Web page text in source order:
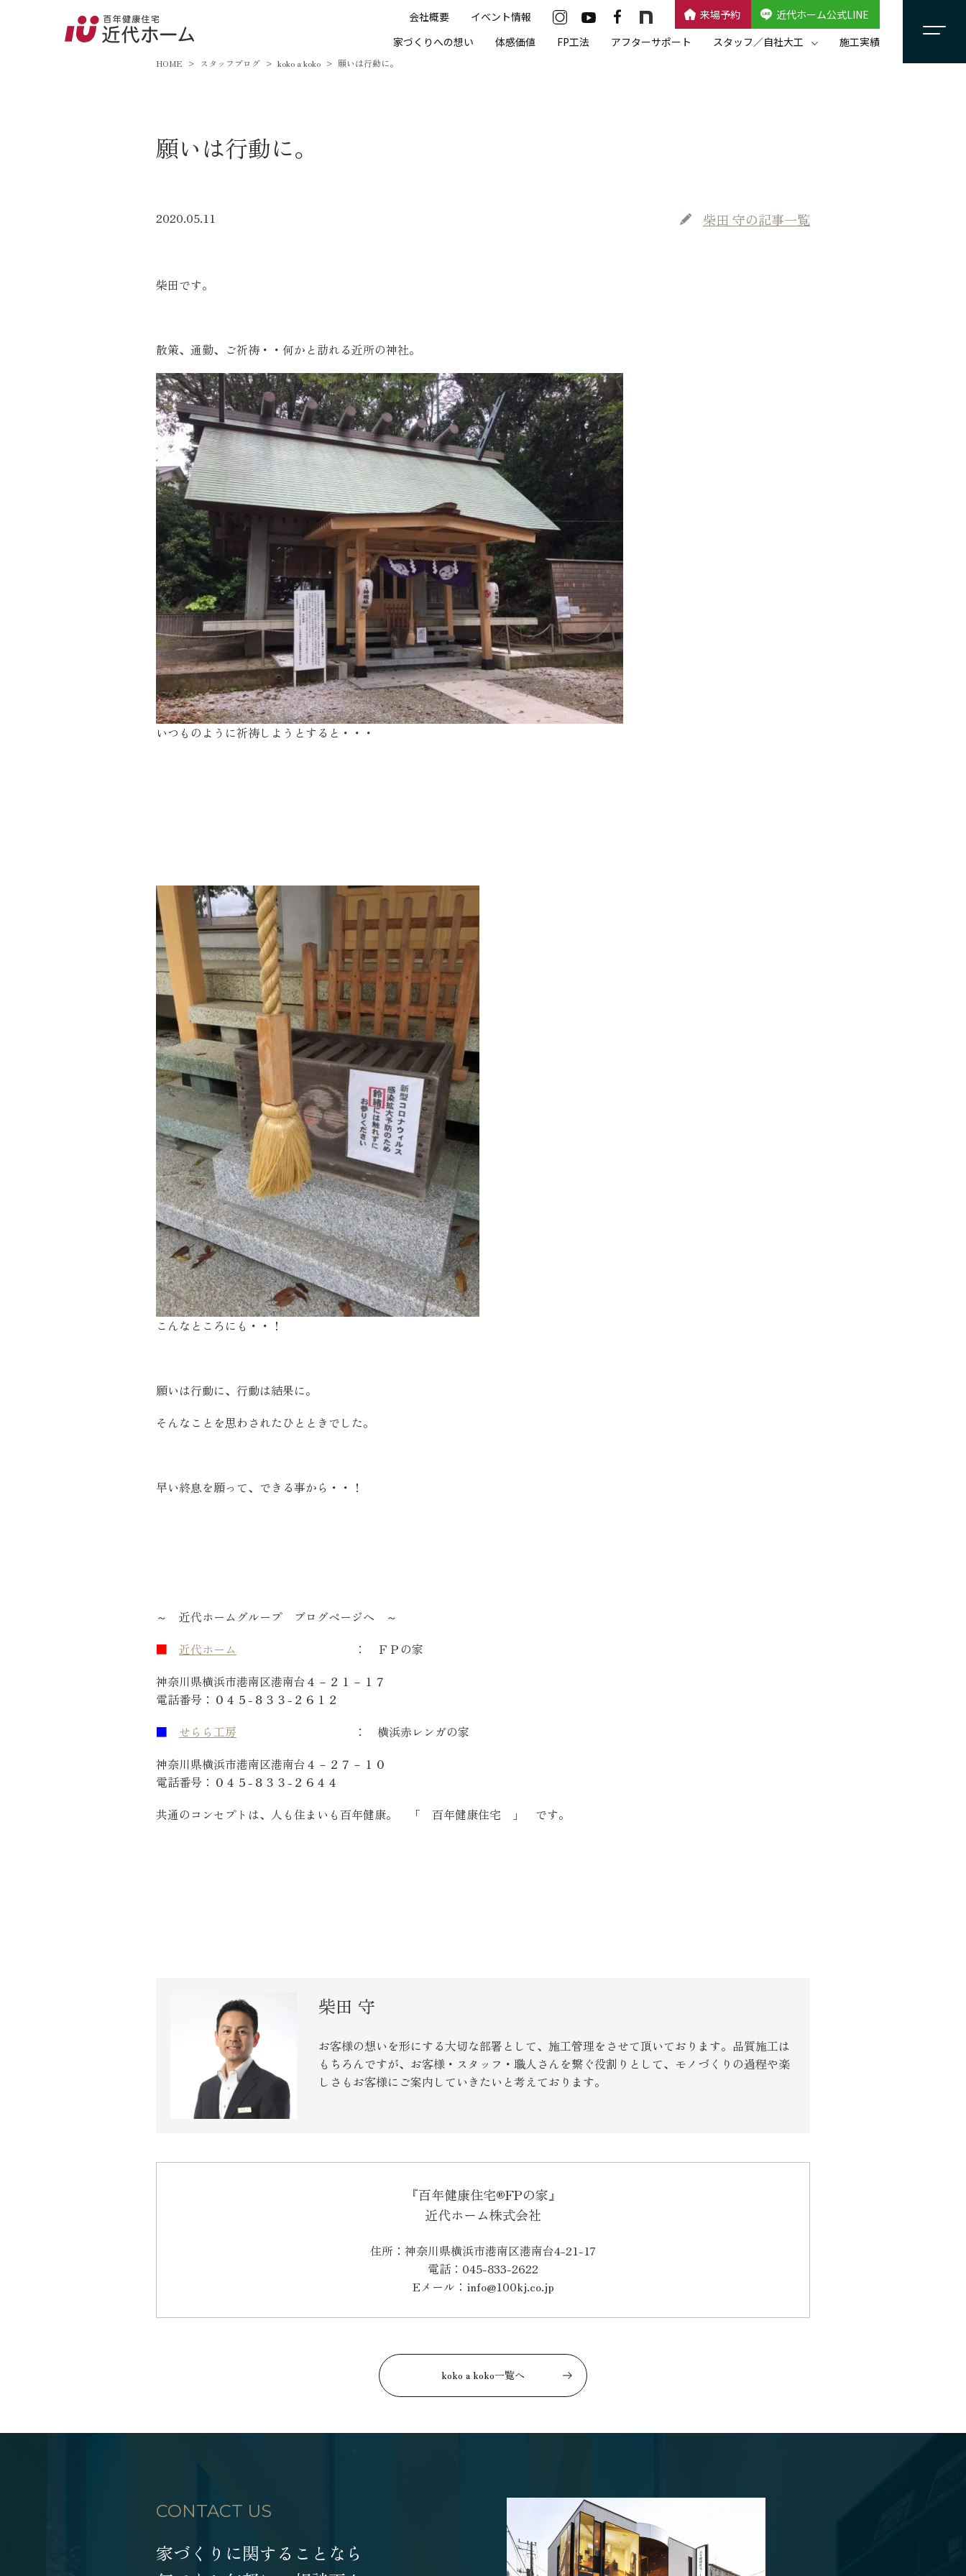
会社概要 イベント情報 来場予約
近代ホーム公式LINE
家づくりへの想い
体感価値 FP工法 アフターサポート スタッフ／自社大工 施工実績
近代ホーム公式LINE
CLOSE×
家づくりへの想い
住宅イベント情報 お知らせ
近代ホームについて
スタッフ紹介
自社大工集団「名匠会」
ホームオーナー様が集う会『100TOMO』
スタッフブログ
よくある質問
近代ホーム公式LINE
近代ホームの家づくりサポート
家づくりの流れ
アフターフォローコンシェルジュ
ベストバリューホーム
住宅ローン支援
インテリアコーディネート
ZEHについて
SEGs近代ホームの取り組み
来場予約
HOME スタッフブログ koko a koko 願いは行動に。
願いは行動に。
2020.05.11 柴田 守の記事一覧
柴田です。
散策、通勤、ご祈祷・・何かと訪れる近所の神社。
いつものように祈祷しようとすると・・・
こんなところにも・・！
願いは行動に、行動は結果に。
そんなことを思わされたひとときでした。
早い終息を願って、できる事から・・！
～ 近代ホームグループ ブログページへ ～
■
近代ホーム
： ＦＰの家
神奈川県横浜市港南区港南台４－２１－１７
電話番号：０４５-８３３-２６１２
■
せらら工房 ： 横浜赤レンガの家
神奈川県横浜市港南区港南台４－２７－１０
電話番号：０４５-８３３-２６４４
共通のコンセプトは、人も住まいも百年健康。 「 百年健康住宅 」 です。
柴田 守
お客様の想いを形にする大切な部署として、施工管理をさせて頂いております。品質施工は
もちろんですが、お客様・スタッフ・職人さんを繋ぐ役割りとして、モノづくりの過程や楽
しさもお客様にご案内していきたいと考えております。
『百年健康住宅®FPの家』
近代ホーム株式会社
住所：神奈川県横浜市港南区港南台4-21-17
電話：045-833-2622
Eメール：info@100kj.co.jp
koko a koko一覧へ
CONTACT US
家づくりに関することなら